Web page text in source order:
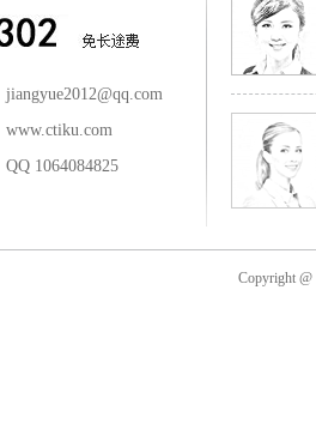
jiangyue2012@qq.com
www.ctiku.com
QQ 1064084825
Copyright